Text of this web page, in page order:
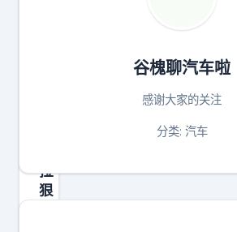
拉
狠
谷槐聊汽车啦
感谢大家的关注
分类: 汽车